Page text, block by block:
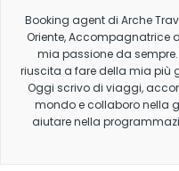
Booking agent di Arche
Oriente, Accompagnatrice
mia passione da
riuscita a fare della mia più
Oggi scrivo di viaggi,
mondo e collaboro nella
aiutare nella